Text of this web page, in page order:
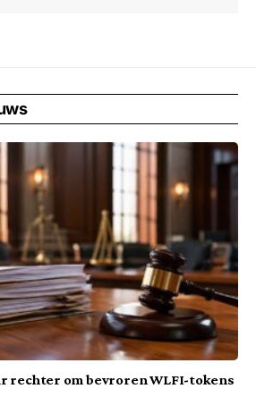
rechter om bevroren WLFI-tokens